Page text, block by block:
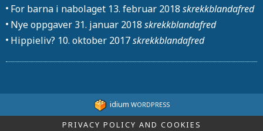
For barna i nabolaget 13. februar 2018 skrekkblandafred
Nye oppgaver 31. januar 2018 skrekkblandafred
Hippieliv? 10. oktober 2017skrekkblandafred
idium WORDPRESS
PRIVACY POLICY AND COOKIES